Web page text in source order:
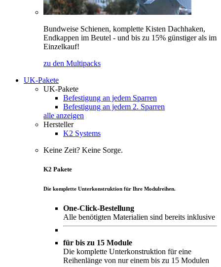
Bundweise Schienen, komplette Kisten Dachhaken,
Endkappen im Beutel - und bis zu 15% günstiger als im
Einzelkauf!
zu den Multipacks
UK-Pakete
UK-Pakete
Befestigung an jedem Sparren
Befestigung an jedem 2. Sparren
alle anzeigen
Hersteller
K2 Systems
Keine Zeit? Keine Sorge.
K2 Pakete
Die komplette Unterkonstruktion für Ihre Modulreihen.
One-Click-Bestellung
Alle benötigten Materialien sind bereits inklusive
für bis zu 15 Module
Die komplette Unterkonstruktion für eine
Reihenlänge von nur einem bis zu 15 Modulen